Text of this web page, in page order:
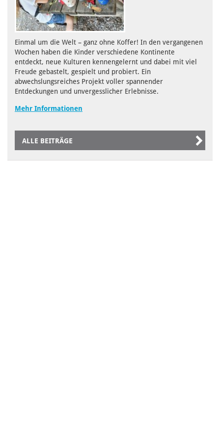
Einmal um die Welt – ganz ohne Koffer! In den vergangenen
Wochen haben die Kinder verschiedene Kontinente
entdeckt, neue Kulturen kennengelernt und dabei mit viel
Freude gebastelt, gespielt und probiert. Ein
abwechslungsreiches Projekt voller spannender
Entdeckungen und unvergesslicher Erlebnisse.
Mehr Informationen
ALLE BEITRÄGE